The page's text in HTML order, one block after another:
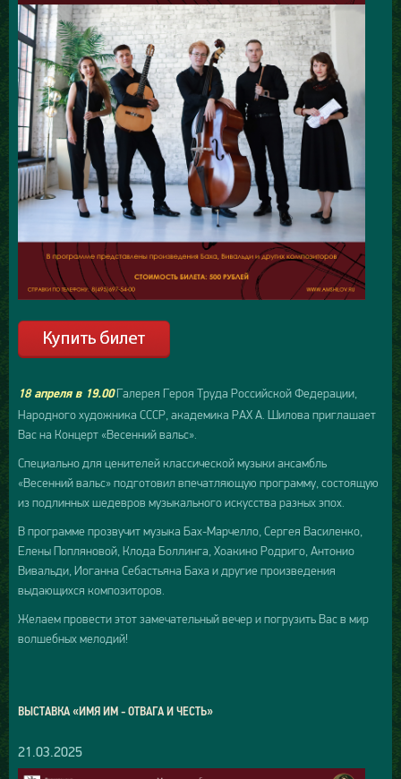
18 апреля в 19.00Галерея Героя Труда Российской Федерации,
Народного художника СССР, академика РАХ А. Шилова приглашает
Вас на Концерт «Весенний вальс».
Специально для ценителей классической музыки ансамбль
«Весенний вальс» подготовил впечатляющую программу, состоящую
из подлинных шедевров музыкального искусства разных эпох.
В программе прозвучит музыка Бах-Марчелло, Сергея Василенко,
Елены Попляновой, Клода Боллинга, Хоакино Родриго, Антонио
Вивальди, Иоганна Себастьяна Баха и другие произведения
выдающихся композиторов.
Желаем провести этот замечательный вечер и погрузить Вас в мир
волшебных мелодий!
ВЫСТАВКА «ИМЯ ИМ - ОТВАГА И ЧЕСТЬ»
21.03.2025